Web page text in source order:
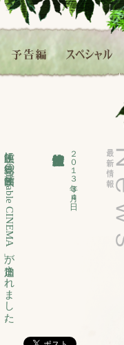
２０１３年 ３月４日
上映館に徳島の映画館「
ufotable CINEMA
」が追加されました。